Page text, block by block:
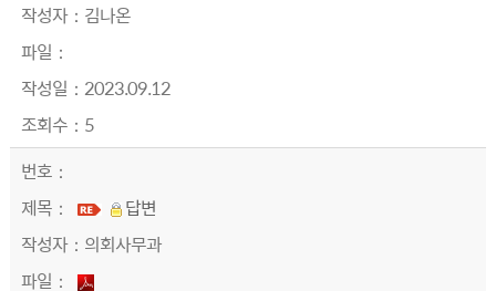
김나온
2023.09.12
5
답변
의회사무과